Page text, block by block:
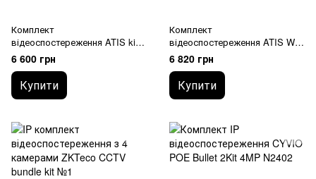
Комплект
відеоспостереження ATIS kit 4
int
6 600 грн
Купити
Комплект
відеоспостереження ATIS WF
2 kit
6 820 грн
Купити